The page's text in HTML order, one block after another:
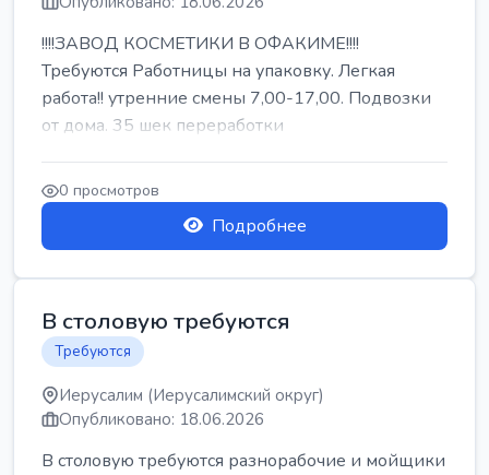
!!!!ЗАВОД КОСМЕТИКИ В ОФАКИМЕ!!!!
Требуются Работницы на упаковку. Легкая
работа!! утренние смены 7,00-17,00. Подвозки
от дома. 35 шек переработки
0 просмотров
Подробнее
В столовую требуются
Требуются
Иерусалим (Иерусалимский округ)
Опубликовано: 18.06.2026
В столовую требуются разнорабочие и мойщики